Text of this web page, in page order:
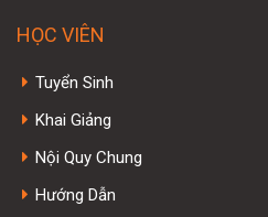
HỌC VIÊN
Tuyển Sinh
Khai Giảng
Nội Quy Chung
Hướng Dẫn